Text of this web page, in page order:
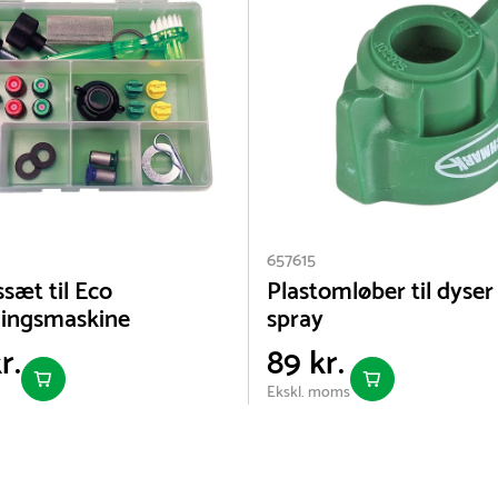
til Eco
657615
Plastomløber til
spray
89 kr.
Ekskl. moms